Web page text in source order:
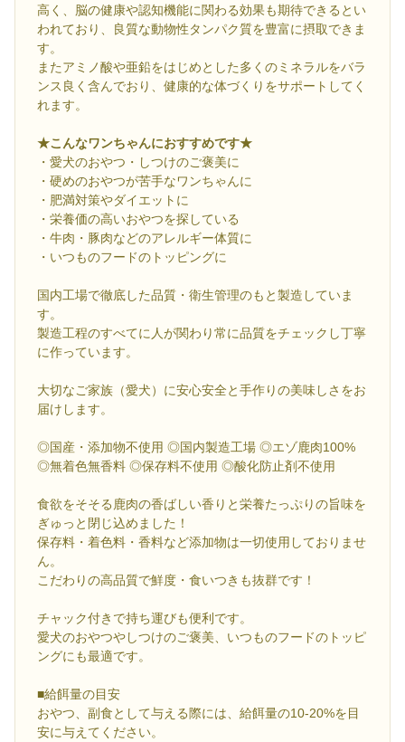
高く、脳の健康や認知機能に関わる効果も期待できるとい
われており、良質な動物性タンパク質を豊富に摂取できま
す。
またアミノ酸や亜鉛をはじめとした多くのミネラルをバラ
ンス良く含んでおり、健康的な体づくりをサポートしてく
れます。
★こんなワンちゃんにおすすめです★
・愛犬のおやつ・しつけのご褒美に
・硬めのおやつが苦手なワンちゃんに
・肥満対策やダイエットに
・栄養価の高いおやつを探している
・牛肉・豚肉などのアレルギー体質に
・いつものフードのトッピングに
国内工場で徹底した品質・衛生管理のもと製造していま
す。
製造工程のすべてに人が関わり常に品質をチェックし丁寧
に作っています。
大切なご家族（愛犬）に安心安全と手作りの美味しさをお
届けします。
◎国産・添加物不使用 ◎国内製造工場 ◎エゾ鹿肉100%
◎無着色無香料 ◎保存料不使用 ◎酸化防止剤不使用
食欲をそそる鹿肉の香ばしい香りと栄養たっぷりの旨味を
ぎゅっと閉じ込めました！
保存料・着色料・香料など添加物は一切使用しておりませ
ん。
こだわりの高品質で鮮度・食いつきも抜群です！
チャック付きで持ち運びも便利です。
愛犬のおやつやしつけのご褒美、いつものフードのトッピ
ングにも最適です。
■給餌量の目安
おやつ、副食として与える際には、給餌量の10-20%を目
安に与えてください。